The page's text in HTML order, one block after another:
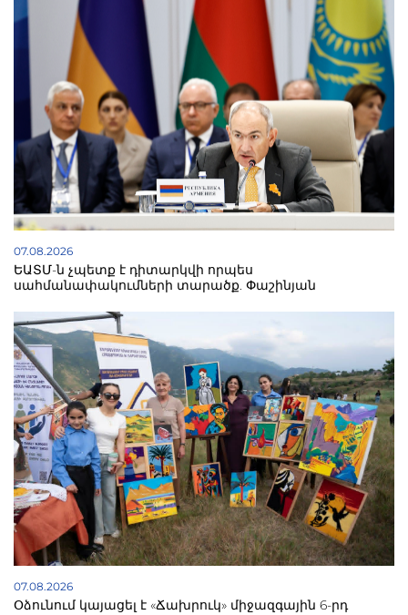
07.08.2026
ԵԱՏՄ-ն չպետք է դիտարկվի որպես
սահմանափակումների տարածք. Փաշինյան
07.08.2026
Օձունում կայացել է «Ճախրուկ» միջազգային 6-րդ